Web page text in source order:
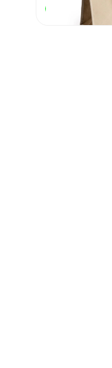
В наличии